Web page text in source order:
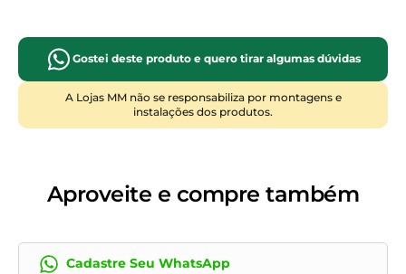
Manutenção e cuidados: Utilize aspirador de pó para
remover resíduos, evite exposição direta ao sol, limpe
apenas com pano levemente umedecido, não utilize
produtos químicos abrasivos, mantenha longe de
Gostei deste produto e quero tirar algumas dúvidas
A Lojas MM não se responsabiliza por montagens e
instalações dos produtos.
Aproveite e compre também
Cadastre Seu WhatsApp